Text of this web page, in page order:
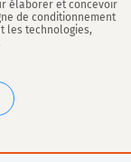
élaborer et concevoir
de conditionnement
les technologies,